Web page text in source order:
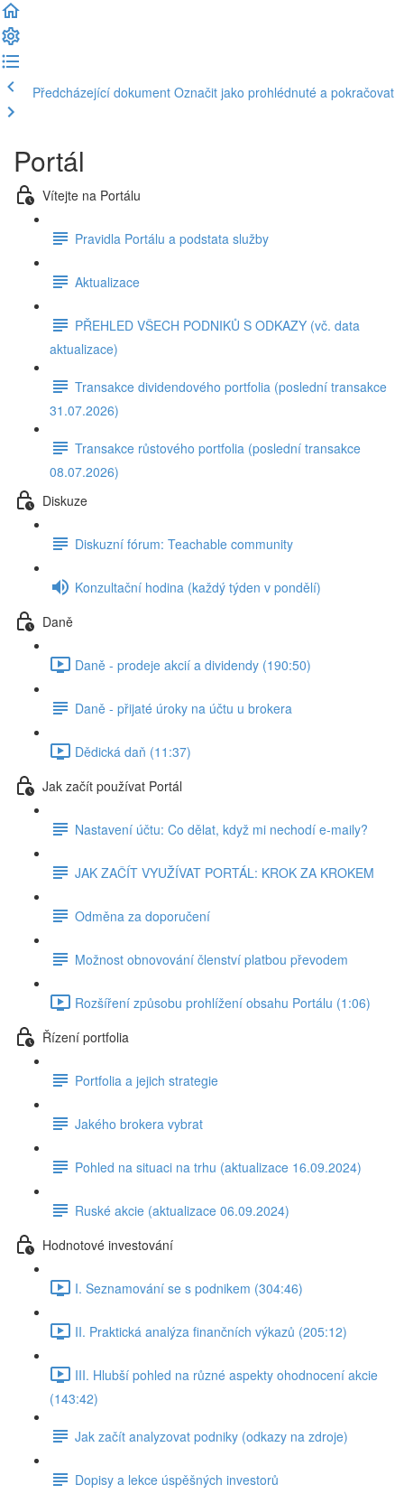
Předcházející dokument Označit jako prohlédnuté a pokračovat
Portál
Vítejte na Portálu
Pravidla Portálu a podstata služby
Aktualizace
PŘEHLED VŠECH PODNIKŮ S ODKAZY (vč. data
aktualizace)
Transakce dividendového portfolia (poslední transakce
31.07.2026)
Transakce růstového portfolia (poslední transakce
08.07.2026)
Diskuze
Diskuzní fórum: Teachable community
Konzultační hodina (každý týden v pondělí)
Daně
Daně - prodeje akcií a dividendy (190:50)
Daně - přijaté úroky na účtu u brokera
Dědická daň (11:37)
Jak začít používat Portál
Nastavení účtu: Co dělat, když mi nechodí e-maily?
JAK ZAČÍT VYUŽÍVAT PORTÁL: KROK ZA KROKEM
Odměna za doporučení
Možnost obnovování členství platbou převodem
Rozšíření způsobu prohlížení obsahu Portálu (1:06)
Řízení portfolia
Portfolia a jejich strategie
Jakého brokera vybrat
Pohled na situaci na trhu (aktualizace 16.09.2024)
Ruské akcie (aktualizace 06.09.2024)
Hodnotové investování
I. Seznamování se s podnikem (304:46)
II. Praktická analýza finančních výkazů (205:12)
III. Hlubší pohled na různé aspekty ohodnocení akcie
(143:42)
Jak začít analyzovat podniky (odkazy na zdroje)
Dopisy a lekce úspěšných investorů